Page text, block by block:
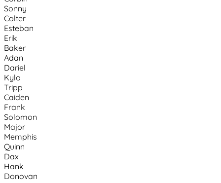
Sonny
Colter
Esteban
Erik
Baker
Adan
Dariel
Kylo
Tripp
Caiden
Frank
Solomon
Major
Memphis
Quinn
Dax
Hank
Donovan